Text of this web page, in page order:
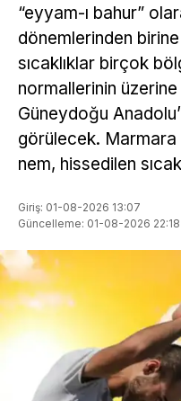
“eyyam-ı bahur”
dönemlerinden
sıcaklıklar birçok
normallerinin
Güneydoğu
görülecek. Marmara
nem, hissedilen
Giriş: 01-08-2026 13:07
Güncelleme: 01-08-2026 22:18